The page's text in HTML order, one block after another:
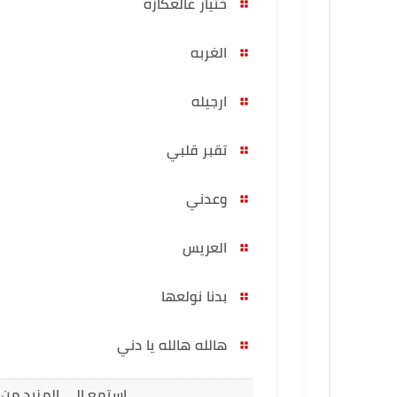
ختيار عالعكازه
الغربه
ارجيله
تقبر قلبي
وعدني
العريس
بدنا نولعها
هالله هالله يا دني